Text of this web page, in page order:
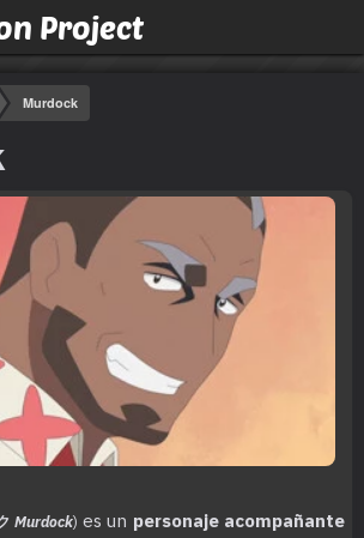
Project
Murdock
Murdock) es un personaje acompañante